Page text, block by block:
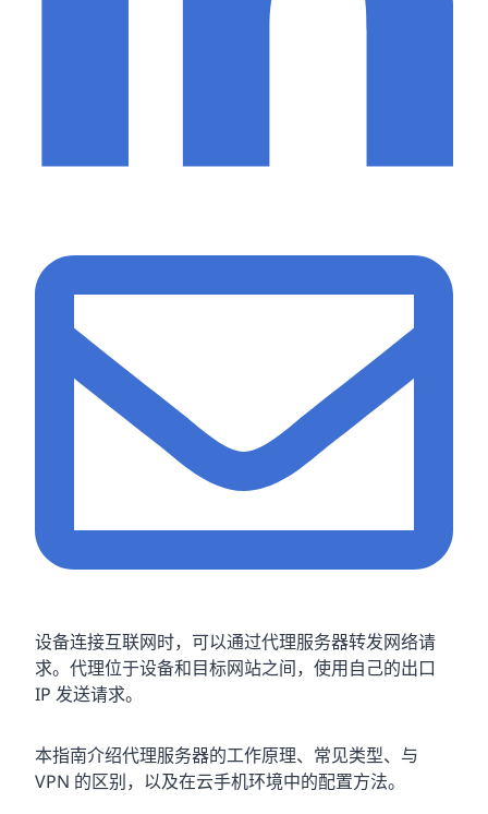
设备连接互联网时，可以通过代理服务器转发网络请
求。代理位于设备和目标网站之间，使用自己的出口
IP 发送请求。
本指南介绍代理服务器的工作原理、常见类型、与
VPN 的区别，以及在云手机环境中的配置方法。